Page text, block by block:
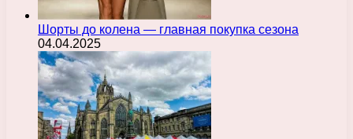
Шорты до колена — главная покупка сезона
04.04.2025